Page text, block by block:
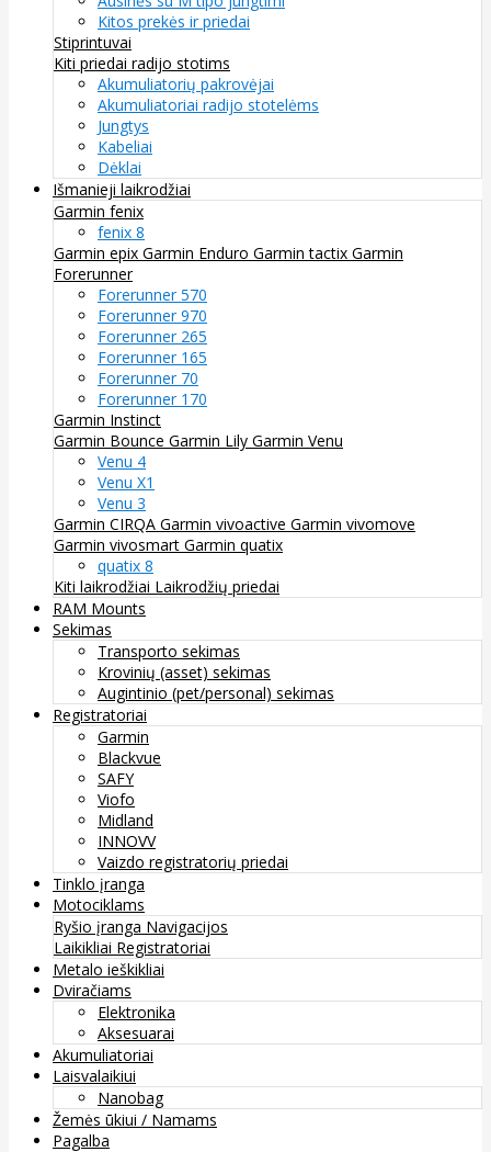
Kitos prekės ir priedai
Stiprintuvai
Kiti priedai radijo stotims
Akumuliatorių pakrovėjai
Akumuliatoriai radijo stotelėms
Jungtys
Kabeliai
Dėklai
Išmanieji laikrodžiai
Garmin fenix
fenix 8
Garmin epix Garmin Enduro Garmin tactix Garmin
Forerunner
Forerunner 570
Forerunner 970
Forerunner 265
Forerunner 165
Forerunner 70
Forerunner 170
Garmin Instinct
Garmin Bounce Garmin Lily Garmin Venu
Venu 4
Venu X1
Venu 3
Garmin CIRQA Garmin vivoactive Garmin vivomove
Garmin vivosmart Garmin quatix
quatix 8
Kiti laikrodžiai Laikrodžių priedai
RAM Mounts
Sekimas
Transporto sekimas
Krovinių (asset) sekimas
Augintinio (pet/personal) sekimas
Registratoriai
Garmin
Blackvue
SAFY
Viofo
Midland
INNOVV
Vaizdo registratorių priedai
Tinklo įranga
Motociklams
Ryšio įranga Navigacijos
Laikikliai Registratoriai
Metalo ieškikliai
Dviračiams
Elektronika
Aksesuarai
Akumuliatoriai
Laisvalaikiui
Nanobag
Žemės ūkiui / Namams
Pagalba